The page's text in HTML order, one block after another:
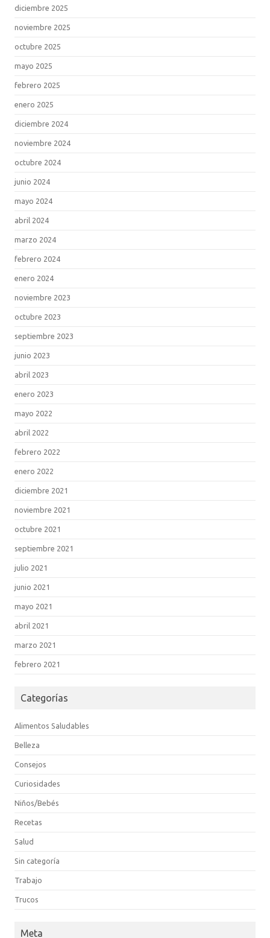
diciembre 2025
noviembre 2025
octubre 2025
mayo 2025
febrero 2025
enero 2025
diciembre 2024
noviembre 2024
octubre 2024
junio 2024
mayo 2024
abril 2024
marzo 2024
febrero 2024
enero 2024
noviembre 2023
octubre 2023
septiembre 2023
junio 2023
abril 2023
enero 2023
mayo 2022
abril 2022
febrero 2022
enero 2022
diciembre 2021
noviembre 2021
octubre 2021
septiembre 2021
julio 2021
junio 2021
mayo 2021
abril 2021
marzo 2021
febrero 2021
Categorías
Alimentos Saludables
Belleza
Consejos
Curiosidades
Niños/Bebés
Recetas
Salud
Sin categoría
Trabajo
Trucos
Meta